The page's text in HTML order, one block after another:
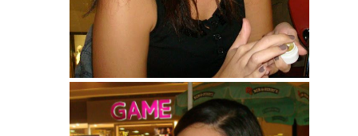
Experiencia
mejor posible